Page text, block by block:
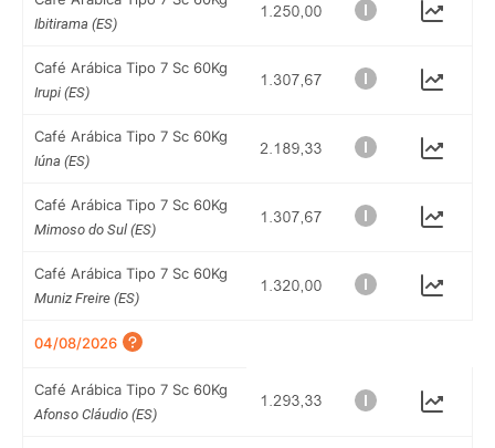
Ibitirama (ES)
Café Arábica Tipo 7 Sc 60Kg
Irupi (ES)
Café Arábica Tipo 7 Sc 60Kg
Iúna (ES)
Café Arábica Tipo 7 Sc 60Kg
Mimoso do Sul (ES)
Café Arábica Tipo 7 Sc 60Kg
Muniz Freire (ES)
04/08/2026
Café Arábica Tipo 7 Sc 60Kg
Afonso Cláudio (ES)